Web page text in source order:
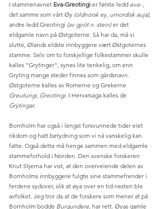
I stammenavnet Eva-Greotingi er første ledd eva- ,
det samme som vårt Øy (oldnorsk ey, urnordisk auja);
andre ledd Greotingi (av gjrót n. stein) er det
eldgamle navn på Østgoterne. Så har da, må vi
slutte, Ølands eldste innbyggere vært Østgoternes
stamme. Selv om to forskjellige folkestammer skulle
kalles "Grytinger", synes lite tenkelig, om enn
Gryting mange steder finnes som gårdsnavn.
Østgoterne kalles av Romerne og Grekerne
Greutungi, Greotingi. I Hervarsaga kalles de
Grýtingar.
Bornholm har også i lengst forsvunnede tider eiet
rikdom og hatt betydning som vi nå vanskelig kan
fatte. Også dette må henge sammen med eldgamle
stammeforhold i Norden. Den svenske forskeren
Knut Stjerna har vist, at den overveiende delen av
Bornholms innbyggere fulgte sine stammefrender i
ferdene sydover, slik at øya over en tid nesten ble
avfolket. Jeg tror da at de forskere som mener at på
Bornholm bodde Burgundere, har rett. Øyas gamle